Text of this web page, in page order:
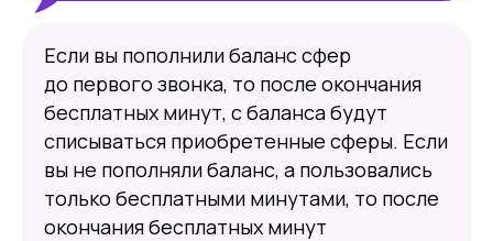
Если вы пополнили баланс сфер
до первого звонка, то после окончания
бесплатных минут, с баланса будут
списываться приобретенные сферы. Если
вы не пополняли баланс, а пользовались
только бесплатными минутами, то после
окончания бесплатных минут